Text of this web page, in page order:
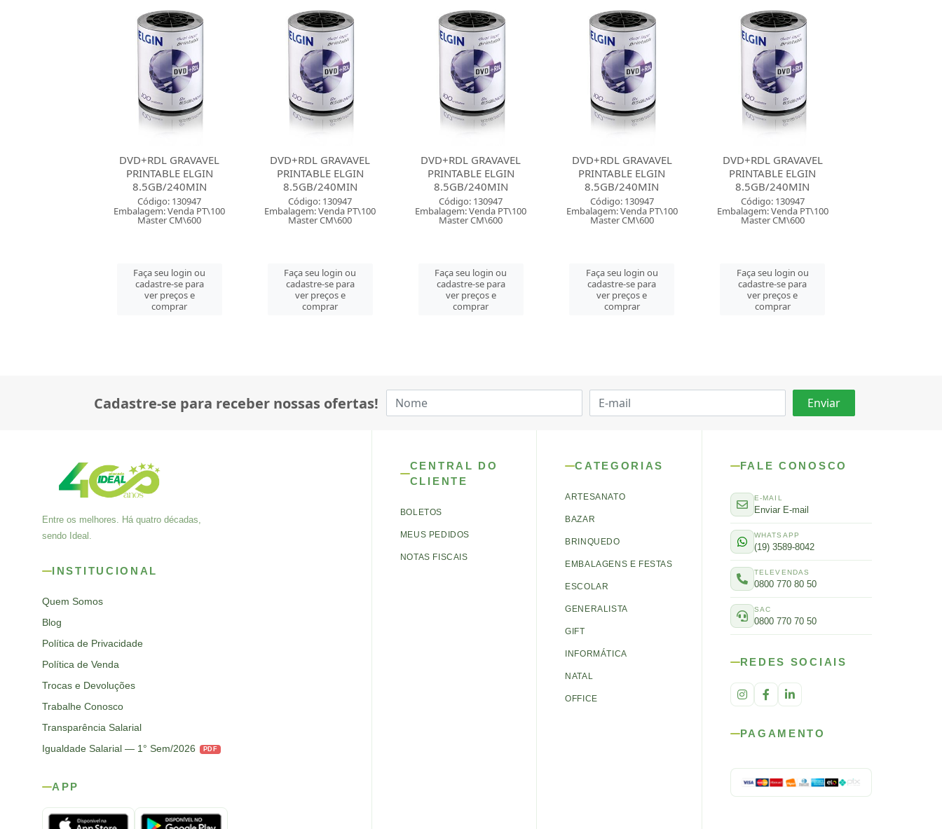
DVD+RDL GRAVAVEL
PRINTABLE ELGIN
8.5GB/240MIN
Código: 130947
Embalagem: Venda PT\100
Master CM\600
Faça seu login ou
cadastre-se para
ver preços e
comprar
DVD+RDL GRAVAVEL
PRINTABLE ELGIN
8.5GB/240MIN
Código: 130947
Embalagem: Venda PT\100
Master CM\600
Faça seu login ou
cadastre-se para
ver preços e
comprar
DVD+RDL GRAVAVEL
PRINTABLE ELGIN
8.5GB/240MIN
Código: 130947
Embalagem: Venda PT\100
Master CM\600
Faça seu login ou
cadastre-se para
ver preços e
comprar
DVD+RDL GRAVAVEL
PRINTABLE ELGIN
8.5GB/240MIN
Código: 130947
Embalagem: Venda PT\100
Master CM\600
Faça seu login ou
cadastre-se para
ver preços e
comprar
DVD+RDL GRAVAVEL
PRINTABLE ELGIN
8.5GB/240MIN
Código: 130947
Embalagem: Venda PT\100
Master CM\600
Faça seu login ou
cadastre-se para
ver preços e
comprar
Cadastre-se para receber nossas ofertas!
Entre os melhores. Há quatro décadas,
sendo Ideal.
INSTITUCIONAL
Quem Somos
Blog
Política de Privacidade
Política de Venda
Trocas e Devoluções
Trabalhe Conosco
Transparência Salarial
Igualdade Salarial — 1° Sem/2026
PDF
APP
CENTRAL DO
CLIENTE
BOLETOS
MEUS PEDIDOS
NOTAS FISCAIS
CATEGORIAS
ARTESANATO
BAZAR
BRINQUEDO
EMBALAGENS E FESTAS
ESCOLAR
GENERALISTA
GIFT
INFORMÁTICA
NATAL
OFFICE
FALE CONOSCO
E-MAIL
Enviar E-mail
WHATSAPP
(19) 3589-8042
TELEVENDAS
0800 770 80 50
SAC
0800 770 70 50
REDES SOCIAIS
PAGAMENTO